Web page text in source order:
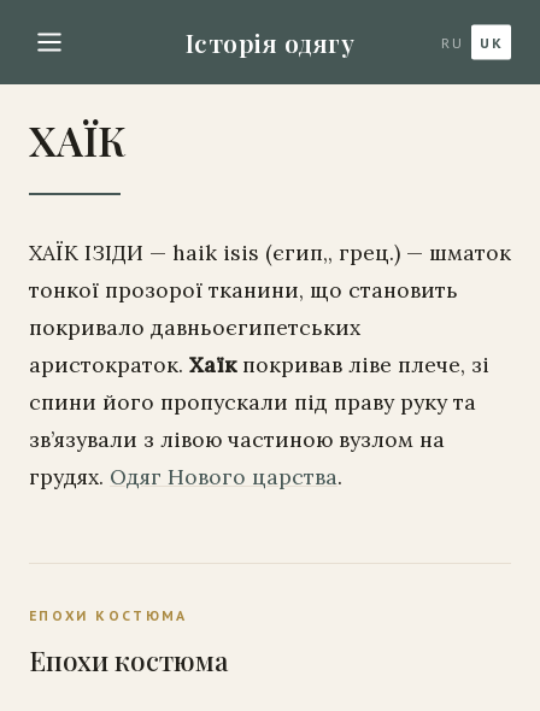
Історія одягу RU UK
ХАЇК
ХАЇК ІЗІДИ — haik isis (єгип,, грец.) — шматок
тонкої прозорої тканини, що становить
покривало давньоєгипетських
аристократок. Хаїкпокривав ліве плече, зі
спини його пропускали під праву руку та
зв’язували з лівою частиною вузлом на
грудях. Одяг Нового царства.
ЕПОХИ КОСТЮМА
Епохи костюма